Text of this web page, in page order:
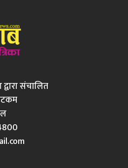
संचालित